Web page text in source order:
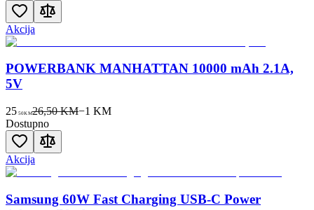
Akcija
POWERBANK MANHATTAN 10000 mAh 2.1A,
5V
25 50KM26,50 KM−1 KM
Dostupno
Akcija
Samsung 60W Fast Charging USB-C Power